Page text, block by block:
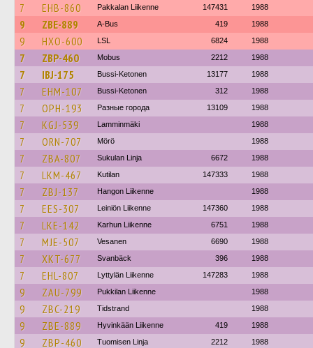
7 EHB-860 Pakkalan Liikenne 147431 1988
9 ZBE-889 A-Bus 419 1988
9 HXO-600 LSL 6824 1988
7 ZBP-460 Mobus 2212 1988
7 IBJ-175 Bussi-Ketonen 13177 1988
7 EHM-107 Bussi-Ketonen 312 1988
7 OPH-193 Разные города 13109 1988
7 KGJ-539 Lamminmäki 1988
7 ORN-707 Mörö 1988
7 ZBA-807 Sukulan Linja 6672 1988
7 LKM-467 Kutilan 147333 1988
7 ZBJ-137 Hangon Liikenne 1988
7 EES-307 Leiniön Liikenne 147360 1988
7 LKE-142 Karhun Liikenne 6751 1988
7 MJE-507 Vesanen 6690 1988
7 XKT-677 Svanbäck 396 1988
7 EHL-807 Lyttylän Liikenne 147283 1988
9 ZAU-799 Pukkilan Liikenne 1988
9 ZBC-219 Tidstrand 1988
9 ZBE-889 Hyvinkään Liikenne 419 1988
9 ZBP-460 Tuomisen Linja 2212 1988